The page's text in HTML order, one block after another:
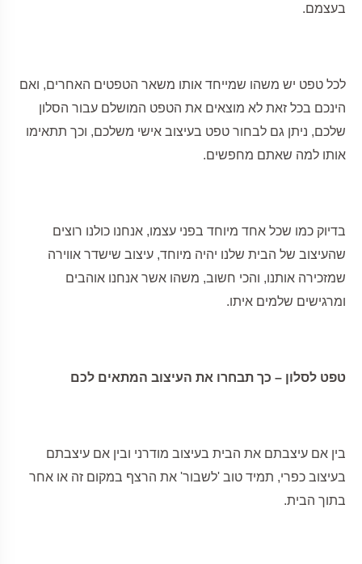
בעצמם.
לכל טפט יש משהו שמייחד אותו משאר הטפטים האחרים, ואם
הינכם בכל זאת לא מוצאים את הטפט המושלם עבור הסלון
שלכם, ניתן גם לבחור טפט בעיצוב אישי משלכם, וכך תתאימו
אותו למה שאתם מחפשים.
בדיוק כמו שכל אחד מיוחד בפני עצמו, אנחנו כולנו רוצים
שהעיצוב של הבית שלנו יהיה מיוחד, עיצוב שישדר אווירה
שמזכירה אותנו, והכי חשוב, משהו אשר אנחנו אוהבים
ומרגישים שלמים איתו.
טפט לסלון – כך תבחרו את העיצוב המתאים לכם
בין אם עיצבתם את הבית בעיצוב מודרני ובין אם עיצבתם
בעיצוב כפרי, תמיד טוב 'לשבור' את הרצף במקום זה או אחר
בתוך הבית.